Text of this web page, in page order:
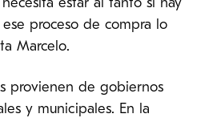
estar al tanto si hay
proceso de compra lo
Marcelo.
provienen de gobiernos
y municipales. En la